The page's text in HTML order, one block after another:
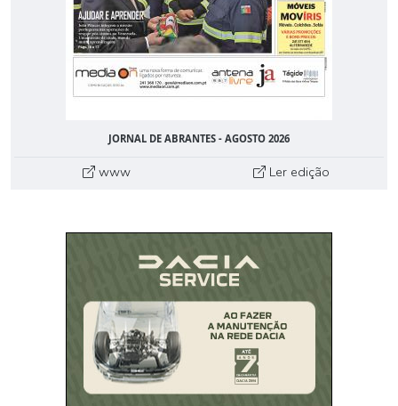
JORNAL DE ABRANTES - AGOSTO 2026
www Ler edição